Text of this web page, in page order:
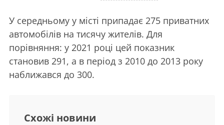
У середньому у місті припадає 275 приватних
автомобілів на тисячу жителів. Для
порівняння: у 2021 році цей показник
становив 291, а в період з 2010 до 2013 року
наближався до 300.
Схожі новини